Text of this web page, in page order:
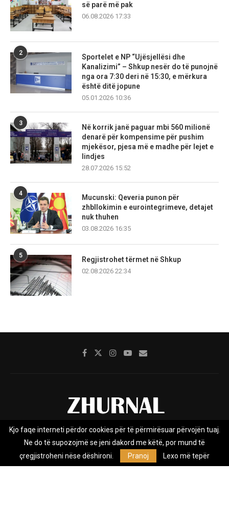
së parë më pak
06.08.2026 17:33
2
Sportelet e NP “Ujësjellësi dhe
Kanalizimi” – Shkup nesër do të punojnë
nga ora 7:30 deri në 15:30, e mërkura
është ditë jopune
05.01.2026 10:36
3
Në korrik janë paguar mbi 560 milionë
denarë për kompensime për pushim
mjekësor, pjesa më e madhe për lejet e
lindjes
28.07.2026 15:52
4
Mucunski: Qeveria punon për
zhbllokimin e eurointegrimeve, detajet
nuk thuhen
03.08.2026 16:35
5
Regjistrohet tërmet në Shkup
02.08.2026 22:34
Rreth nesh Impresumi Marketing
Privacy Policy
Zhurnal.mk është Agjenci e Lajmeve e pavarur, e themeluar në vitin
Kjo faqe interneti përdor cookies për të përmirësuar përvojën tuaj.
Ne do të supozojmë se jeni dakord me këtë, por mund të
çregjistroheni nëse dëshironi.
Pranoj Lexo më tepër